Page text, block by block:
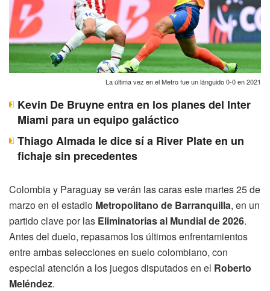
La última vez en el Metro fue un lánguido 0-0 en 2021
Kevin De Bruyne entra en los planes del Inter
Miami para un equipo galáctico
Thiago Almada le dice sí a River Plate en un
fichaje sin precedentes
Colombia y Paraguay se verán las caras este martes 25 de
marzo en el estadio Metropolitano de Barranquilla, en un
partido clave por las Eliminatorias al Mundial de 2026.
Antes del duelo, repasamos los últimos enfrentamientos
entre ambas selecciones en suelo colombiano, con
especial atención a los juegos disputados en el Roberto
Meléndez.